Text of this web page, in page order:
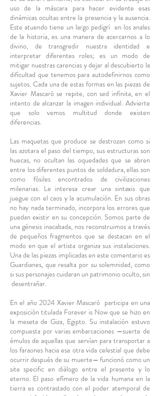
uso de la máscara para hacer evidente esas
dinámicas ocultas entre la presencia y la ausencia.
Este atuendo tiene un largo pedigrí en los anales
de la historia, es una manera de acercarnos a lo
divino, de transgredir nuestra identidad e
interpretar diferentes roles; es un modo de
mitigar nuestras carencias y dejar al descubierto la
dificultad que tenemos para autodefinirnos como
sujetos. Cada una de estas formas en las piezas de
Xavier Mascaró se repite, con sed infinita, en el
intento de alcanzar la imagen individual. Advierte
que solo vemos multitud donde existen
diferencias.
Las maquetas que produce se destrozan como si
las azotara el paso del tiempo, sus estructuras son
huecas, no ocultan las oquedades que se abren
entre los diferentes puntos de soldadura, ellas son
como fósiles encontrados de civilizaciones
milenarias. Le interesa crear una sintaxis que
juegue con el caos y la acumulación. En sus obras
no hay nada terminado, incorpora los errores que
puedan existir en su concepción. Somos parte de
una génesis inacabada, nos reconstruimos a través
de pequeños fragmentos que se destacan en el
modo en que el artista organiza sus instalaciones.
Una de las piezas implicadas en este comentario es
Guardianes, que resalta por su solemnidad, como
si sus personajes cuidaran un patrimonio oculto, sin
desentrañar.
En el año 2024 Xavier Mascaró participa en una
exposición titulada Forever is Now que se hizo en
la meseta de Giza, Egipto. Su instalación estuvo
compuesta por varias embarcaciones —suerte de
émulos de aquellas que servían para transportar a
los faraones hacia esa otra vida celestial que debe
ocurrir después de su muerte— funcionó como un
site specific en diálogo entre el presente y lo
eterno. El paso efímero de la vida humana en la
tierra es contrastado con el poder atemporal de